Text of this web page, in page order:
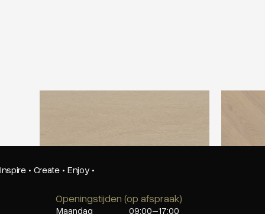
Inspire · Create · Enjoy ·
Openingstijden (op afspraak)
Maandag 09:00–17:00